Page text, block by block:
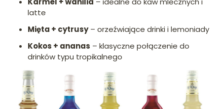
latte
Mięta + cytrusy– orzeźwiające drinki i lemoniady
Kokos + ananas – klasyczne połączenie do
drinków typu tropikalnego